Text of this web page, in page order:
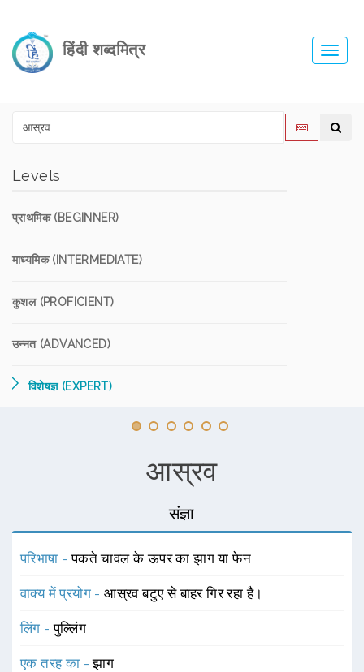
हिंदी शब्दमित्र
Levels
प्राथमिक (BEGINNER)
माध्यमिक (INTERMEDIATE)
कुशल (PROFICIENT)
उन्नत (ADVANCED)
विशेषज्ञ (EXPERT)
आस्रव
संज्ञा
परिभाषा -पकते चावल के ऊपर का झाग या फेन
वाक्य में प्रयोग -आस्रव बटुए से बाहर गिर रहा है।
लिंग -पुल्लिंग
एक तरह का -झाग